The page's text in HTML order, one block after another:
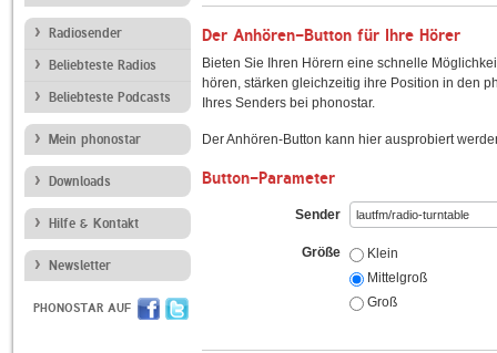
Radiosender
Beliebteste Radios
Beliebteste Podcasts
Mein phonostar
Downloads
Hilfe & Kontakt
Newsletter
PHONOSTAR AUF
Der Anhören-Button für Ihre Hörer
Bieten Sie Ihren Hörern eine schnelle
hören, stärken gleichzeitig ihre Position in den
Ihres Senders bei phonostar.
Der Anhören-Button kann hier ausprobiert
Button-Parameter
Sender
Größe
Klein
Mittelgroß
Groß